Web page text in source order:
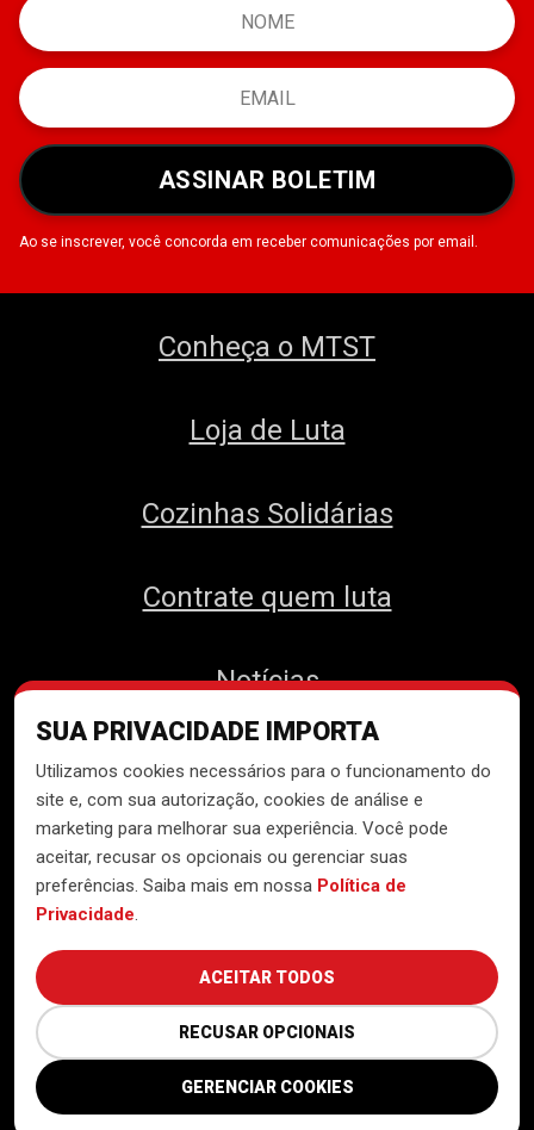
SUA PRIVACIDADE IMPORTA
Utilizamos cookies necessários para o funcionamento do
site e, com sua autorização, cookies de análise e
marketing para melhorar sua experiência. Você pode
aceitar, recusar os opcionais ou gerenciar suas
preferências. Saiba mais em nossa Política de
Privacidade.
ACEITAR TODOS
RECUSAR OPCIONAIS
GERENCIAR COOKIES
ASSINAR BOLETIM
Ao se inscrever, você concorda em receber comunicações por email.
Conheça o MTST
Loja de Luta
Cozinhas Solidárias
Contrate quem luta
Notícias
Contato
Desenvolvido peloNúcleo de
Tecnologia do MTST